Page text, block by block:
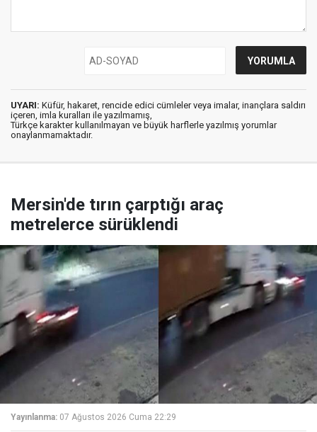
UYARI: Küfür, hakaret, rencide edici cümleler veya imalar, inançlara saldırı
içeren, imla kuralları ile yazılmamış,
Türkçe karakter kullanılmayan ve büyük harflerle yazılmış yorumlar
onaylanmamaktadır.
Mersin'de tırın çarptığı araç
metrelerce sürüklendi
Yayınlanma: 07 Ağustos 2026 Cuma 22:29